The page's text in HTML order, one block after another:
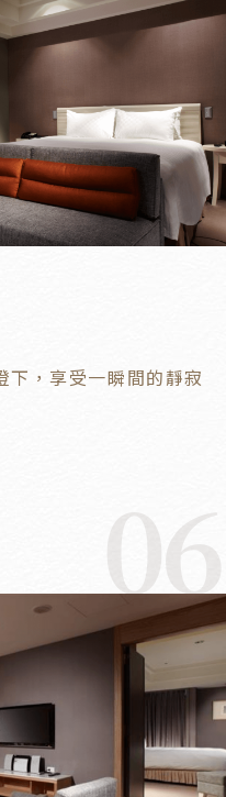
下，享受一瞬間的靜寂
06